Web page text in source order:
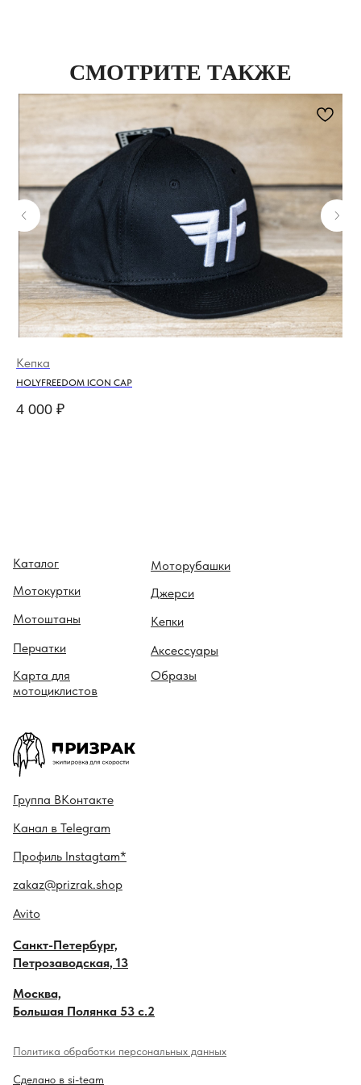
СМОТРИТЕ ТАКЖЕ
HOLYFREEDOM ICON CAP
Кепка
4 000 ₽
Политика обработки персональных данных
Сделано в si-team
Каталог
Мотокуртки
Мотоштаны
Перчатки
Карта для
мотоциклистов
Моторубашки
Образы
Джерси
Кепки
Аксессуары
Канал в Telegram
Профиль Instagtam*
Гру ппа ВКонтакте
zakaz@prizrak.shop
Москва,
Большая Полянка 53 с.2
Санкт-Петербург,
Петрозаводская, 13
Avito